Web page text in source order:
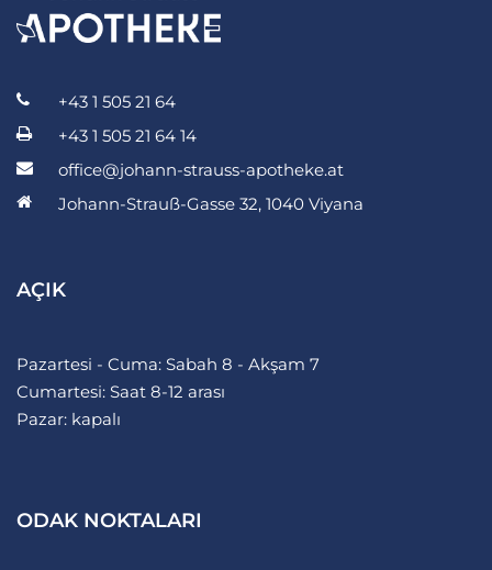
+43 1 505 21 64
+43 1 505 21 64 14
office@johann-strauss-apotheke.at
Johann-Strauß-Gasse 32, 1040 Viyana
AÇIK
Pazartesi - Cuma: Sabah 8 - Akşam 7
Cumartesi: Saat 8-12 arası
Pazar: kapalı
ODAK NOKTALARI